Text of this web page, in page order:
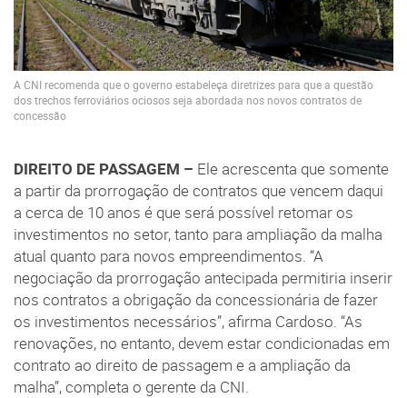
A CNI recomenda que o governo estabeleça diretrizes para que a questão
dos trechos ferroviários ociosos seja abordada nos novos contratos de
concessão
DIREITO DE PASSAGEM – Ele acrescenta que somente
a partir da prorrogação de contratos que vencem daqui
a cerca de 10 anos é que será possível retomar os
investimentos no setor, tanto para ampliação da malha
atual quanto para novos empreendimentos. “A
negociação da prorrogação antecipada permitiria inserir
nos contratos a obrigação da concessionária de fazer
os investimentos necessários”, afirma Cardoso. “As
renovações, no entanto, devem estar condicionadas em
contrato ao direito de passagem e a ampliação da
malha”, completa o gerente da CNI.